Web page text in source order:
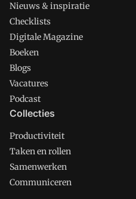
Nieuws & inspiratie
Checklists
Digitale Magazine
Boeken
Blogs
Vacatures
Podcast
Collecties
Productiviteit
Taken en rollen
Samenwerken
Communiceren